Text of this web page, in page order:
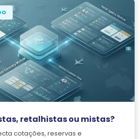
retalhistas ou mistas?
cotações, reservas e